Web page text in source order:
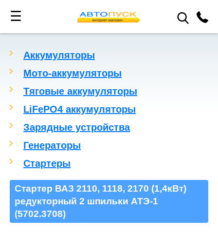
☰
Аккумуляторы
Мото-аккумуляторы
Тяговые аккумуляторы
LiFePO4 аккумуляторы
Зарядные устройства
Генераторы
Стартеры
Стартер ВАЗ 2110, 1118, 2170 (1,4кВт)
редукторный 2 шпильки АТЭ-1
(5702.3708)